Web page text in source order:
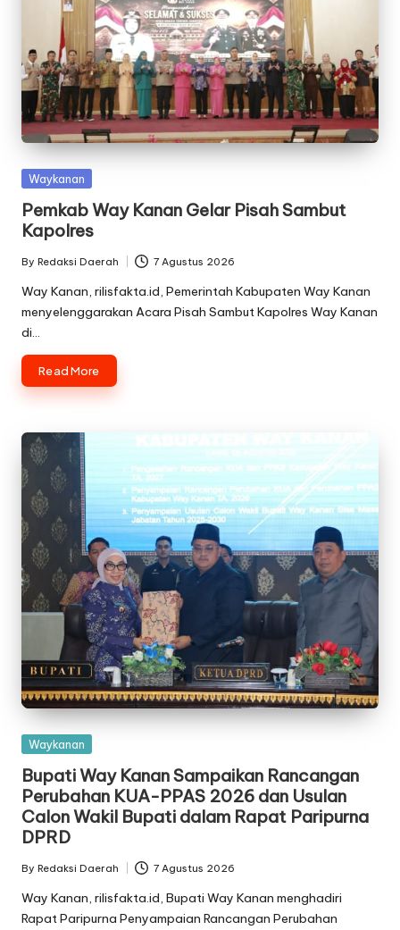
Posted
Waykanan
Pemkab Way Kanan Gelar Pisah Sambut
Kapolres
Posted
by
By Redaksi Daerah 7 Agustus 2026
Way Kanan, rilisfakta.id, Pemerintah Kabupaten Way Kanan
menyelenggarakan Acara Pisah Sambut Kapolres Way Kanan
di…
Read More
Posted
Waykanan
Bupati Way Kanan Sampaikan Rancangan
Perubahan KUA-PPAS 2026 dan Usulan
Calon Wakil Bupati dalam Rapat Paripurna
DPRD
Posted
by
By Redaksi Daerah 7 Agustus 2026
Way Kanan, rilisfakta.id, Bupati Way Kanan menghadiri
Rapat Paripurna Penyampaian Rancangan Perubahan